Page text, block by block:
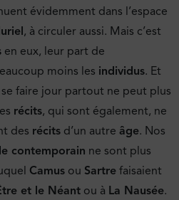
évidemment dans l’espace
, à circuler aussi. Mais c’est
en eux, leur part de
moins les individus. Et
faire jour partout ne peut plus
récits, qui sont également, ne
des récits d’un autre âge. Nos
contemporain ne sont plus
Camus ou Sartre faisaient
et le Néant ou à La Nausée.